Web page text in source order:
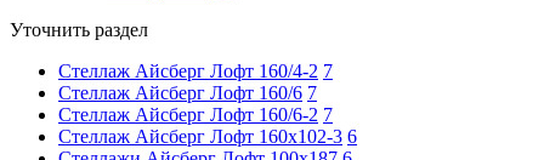
Уточнить раздел
Стеллаж Айсберг Лофт 160/4-2 7
Стеллаж Айсберг Лофт 160/6 7
Стеллаж Айсберг Лофт 160/6-2 7
Стеллаж Айсберг Лофт 160х102-3 6